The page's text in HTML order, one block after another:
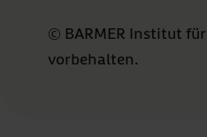
© BARMER Institut
vorbehalten.